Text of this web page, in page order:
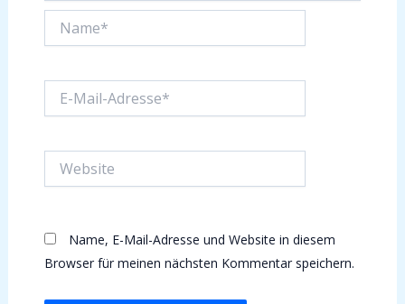
Mail-
Name, E-Mail-Adresse und Website in diesem
Browser für meinen nächsten Kommentar speichern.